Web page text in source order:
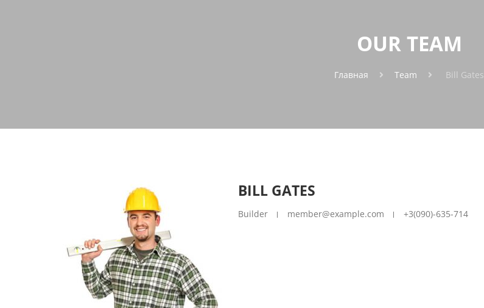
OUR TEAM
Главная Team Bill Gates
BILL GATES
Builder member@example.com +3(090)-635-714